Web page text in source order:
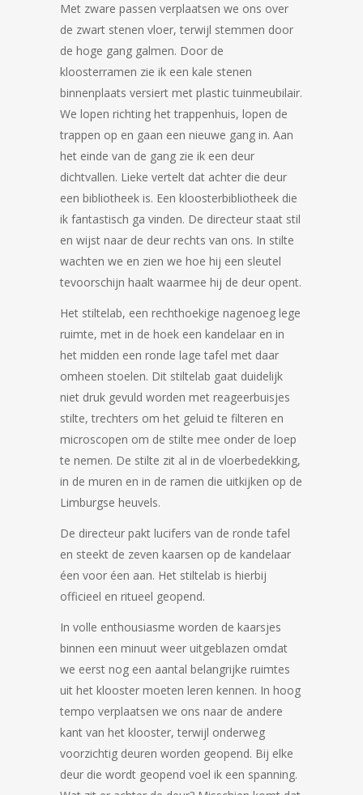
Met zware passen verplaatsen we ons over
de zwart stenen vloer, terwijl stemmen door
de hoge gang galmen. Door de
kloosterramen zie ik een kale stenen
binnenplaats versiert met plastic tuinmeubilair.
We lopen richting het trappenhuis, lopen de
trappen op en gaan een nieuwe gang in. Aan
het einde van de gang zie ik een deur
dichtvallen. Lieke vertelt dat achter die deur
een bibliotheek is. Een kloosterbibliotheek die
ik fantastisch ga vinden. De directeur staat stil
en wijst naar de deur rechts van ons. In stilte
wachten we en zien we hoe hij een sleutel
tevoorschijn haalt waarmee hij de deur opent.
Het stiltelab, een rechthoekige nagenoeg lege
ruimte, met in de hoek een kandelaar en in
het midden een ronde lage tafel met daar
omheen stoelen. Dit stiltelab gaat duidelijk
niet druk gevuld worden met reageerbuisjes
stilte, trechters om het geluid te filteren en
microscopen om de stilte mee onder de loep
te nemen. De stilte zit al in de vloerbedekking,
in de muren en in de ramen die uitkijken op de
Limburgse heuvels.
De directeur pakt lucifers van de ronde tafel
en steekt de zeven kaarsen op de kandelaar
éen voor éen aan. Het stiltelab is hierbij
officieel en ritueel geopend.
In volle enthousiasme worden de kaarsjes
binnen een minuut weer uitgeblazen omdat
we eerst nog een aantal belangrijke ruimtes
uit het klooster moeten leren kennen. In hoog
tempo verplaatsen we ons naar de andere
kant van het klooster, terwijl onderweg
voorzichtig deuren worden geopend. Bij elke
deur die wordt geopend voel ik een spanning.